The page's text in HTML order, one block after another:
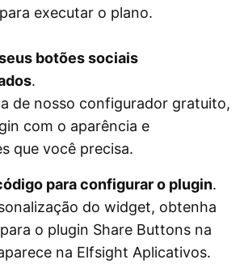
executar o plano.
botões sociais
.
de nosso configurador gratuito,
com o aparência e
que você precisa.
para configurar o plugin.
do widget, obtenha
o plugin Share Buttons na
na Elfsight Aplicativos.